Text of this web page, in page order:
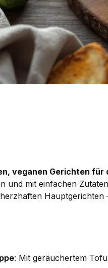
veganen Gerichten für
und mit einfachen
Hauptgerichten
: Mit geräuchertem